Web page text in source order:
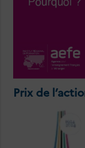
Prix de